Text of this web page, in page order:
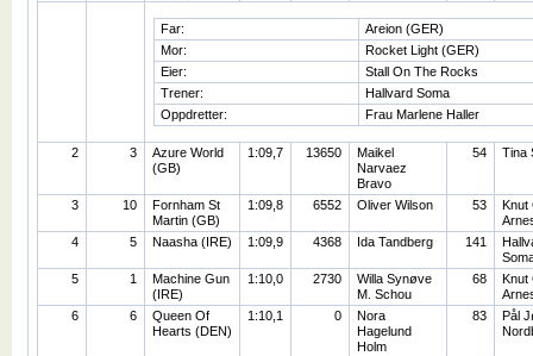
Far:
Areion (GER)
Mor:
Rocket Light (GER)
Eier:
Stall On The Rocks
Trener:
Hallvard Soma
Oppdretter:
Frau Marlene Haller
2 3
Azure World
(GB)
1:09,7 13650
Maikel
Narvaez
Bravo
54 Tina
3 10
Fornham St
Martin (GB)
1:09,8 6552 Oliver Wilson 53
Knut
4
5 Naasha (IRE) 1:09,9 4368 Ida Tandberg 141
5
1
Machine Gun
(IRE)
1:10,0 2730
Willa Synøve
M. Schou
68
Knut
6
6
Queen Of
Hearts (DEN)
1:10,1 0
Nora
Hagelund
Holm
83
Pål